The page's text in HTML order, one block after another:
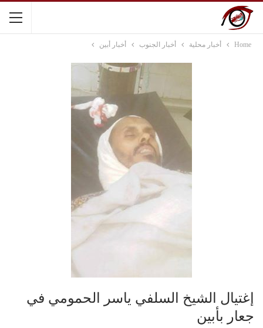
Home أخبار محلية أخبار الجنوب أخبار أبين
إغتيال الشيخ السلفي ياسر الحمومي في
جعار بأبين